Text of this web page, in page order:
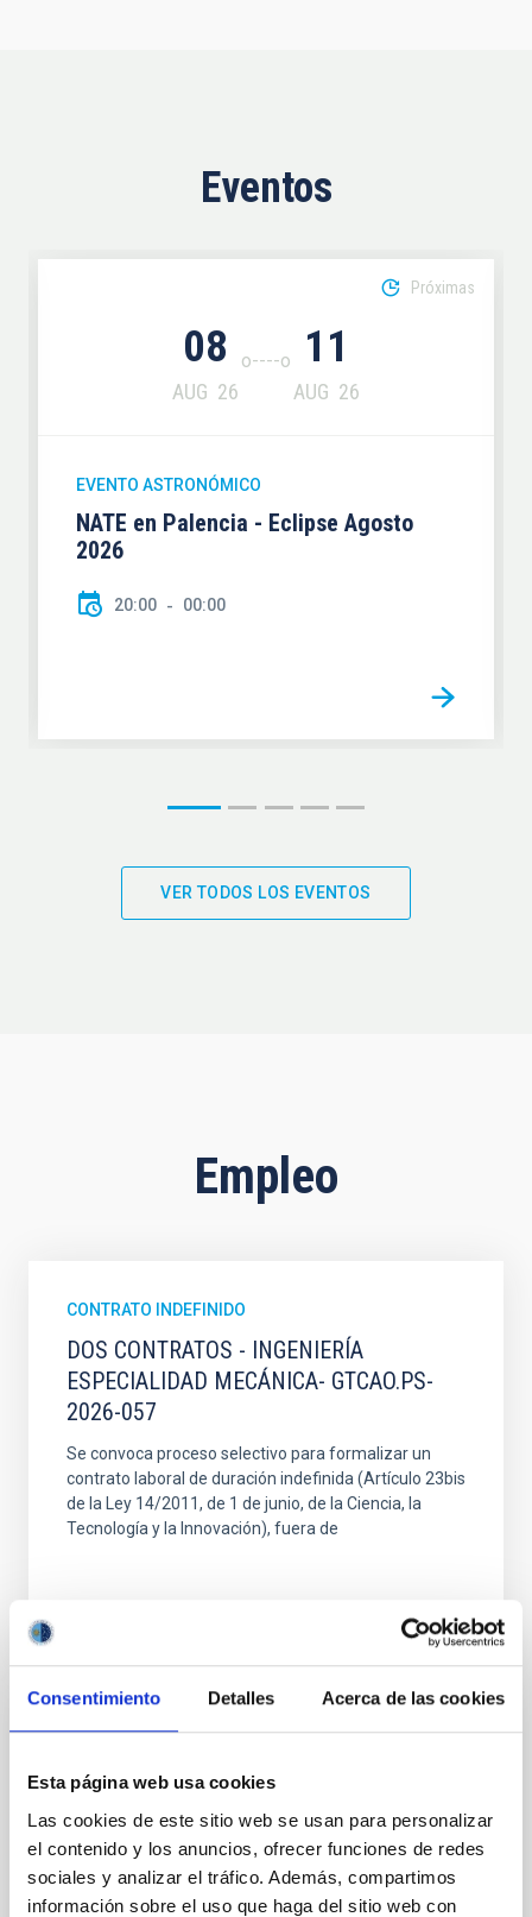
Consentimiento Detalles Acerca de las cookies
Esta página web usa cookies
Las cookies de este sitio web se usan para personalizar
el contenido y los anuncios, ofrecer funciones de redes
sociales y analizar el tráfico. Además, compartimos
información sobre el uso que haga del sitio web con
Eventos
08
AUG 26
11
AUG 26
Próximas
EVENTO ASTRONÓMICO
NATE en Palencia - Eclipse Agosto
2026
20:00 00:00
VER TODOS LOS EVENTOS
Empleo
CONTRATO INDEFINIDO
DOS CONTRATOS - INGENIERÍA
ESPECIALIDAD MECÁNICA- GTCAO.PS-
2026-057
Se convoca proceso selectivo para formalizar un
contrato laboral de duración indefinida (Artículo 23bis
de la Ley 14/2011, de 1 de junio, de la Ciencia, la
Tecnología y la Innovación), fuera de
FIJO TURNO LIBRE
UN CONTRATO - TÉCNICO/A DE TALLER -
ESPECIALIDAD MECÁNICA- FIJO
LABORAL - PS-2026-032
Se convoca proceso selectivo para el ingreso, como
personal laboral fijo, de un puesto de trabajo con la